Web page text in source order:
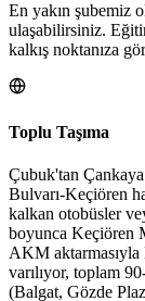
En yakın şubemiz
ulaşabilirsiniz.
kalkış noktanıza
Toplu Taşıma
Çubuk'tan Çankaya
Bulvarı-Keçiören
kalkan otobüsler
boyunca Keçiören
AKM aktarmasıyla
varılıyor, toplam
(Balgat, Gözde